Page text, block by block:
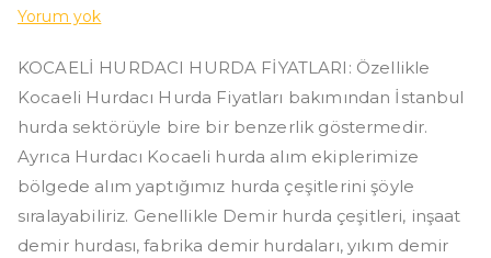
Yorum yokKocaeli
Hurda
Fiyatları
KOCAELİ HURDACI HURDA FİYATLARI: Özellikle
Kocaeli Hurdacı Hurda Fiyatları bakımından İstanbul
hurda sektörüyle bire bir benzerlik göstermedir.
Ayrıca Hurdacı Kocaeli hurda alım ekiplerimize
bölgede alım yaptığımız hurda çeşitlerini şöyle
sıralayabiliriz. Genellikle Demir hurda çeşitleri, inşaat
demir hurdası, fabrika demir hurdaları, yıkım demir